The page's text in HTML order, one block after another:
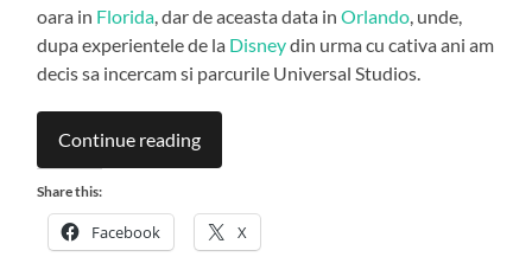
oara in Florida, dar de aceasta data inOrlando, unde,
dupa experientele de la Disneydin urma cu cativa ani am
decis sa incercam si parcurile Universal Studios.
Continue reading
Share this:
Facebook X